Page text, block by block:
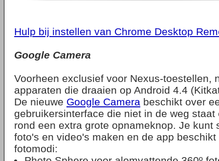
Hulp bij instellen van Chrome Desktop
Google Camera
Voorheen exclusief voor Nexus-toestellen,
apparaten die draaien op Android 4.4
De nieuwe Google Camera beschikt over
gebruikersinterface die niet in de weg staat
rond een extra grote opnameknop. Je kunt
foto's en video's maken en de app
fotomodi: